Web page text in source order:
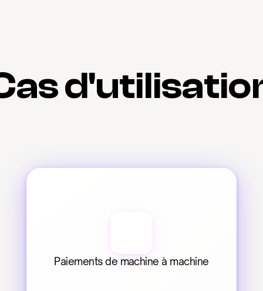
Paiements de machine à machine